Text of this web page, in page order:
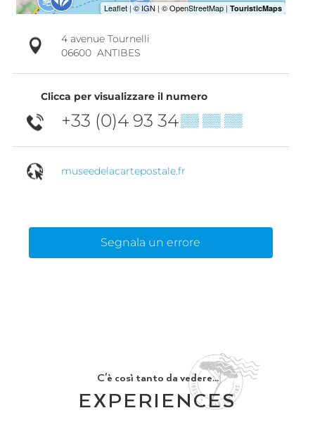
4 avenue Tournelli
06600 ANTIBES
Clicca per visualizzare il numero
+33 (0)4 93 34▒▒ ▒▒ ▒▒
museedelacartepostale.fr
Segnala un errore
C'è così tanto da vedere...
EXPERIENCES